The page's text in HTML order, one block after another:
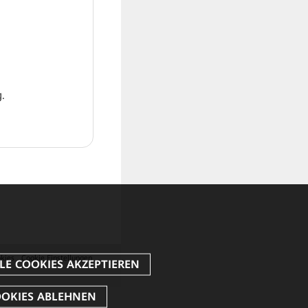
Cookie Einstellungen